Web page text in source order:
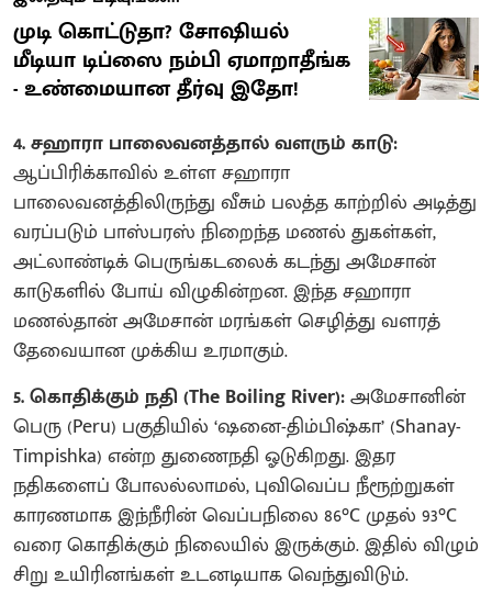
முடி கொட்டுதா? சோஷியல்
மீடியா டிப்ஸை நம்பி ஏமாறாதீங்க
- உண்மையான தீர்வு இதோ!
4. சஹாரா பாலைவனத்தால் வளரும் காடு:
ஆப்பிரிக்காவில் உள்ள சஹாரா
பாலைவனத்திலிருந்து வீசும் பலத்த காற்றில் அடித்து
வரப்படும் பாஸ்பரஸ் நிறைந்த மணல் துகள்கள்,
அட்லாண்டிக் பெருங்கடலைக் கடந்து அமேசான்
காடுகளில் போய் விழுகின்றன. இந்த சஹாரா
மணல்தான் அமேசான் மரங்கள் செழித்து வளரத்
தேவையான முக்கிய உரமாகும்.
5. கொதிக்கும் நதி (The Boiling River):அமேசானின்
பெரு (Peru) பகுதியில் ‘ஷனை-திம்பிஷ்கா’ (Shanay-
Timpishka) என்ற துணைநதி ஓடுகிறது. இதர
நதிகளைப் போலல்லாமல், புவிவெப்ப நீரூற்றுகள்
காரணமாக இந்நீரின் வெப்பநிலை 86°C முதல் 93°C
வரை கொதிக்கும் நிலையில் இருக்கும். இதில் விழும்
சிறு உயிரினங்கள் உடனடியாக வெந்துவிடும்.